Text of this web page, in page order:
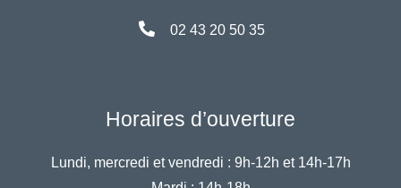
02 43 20 50 35
Horaires d’ouverture
Lundi, mercredi et vendredi : 9h-12h et 14h-17h